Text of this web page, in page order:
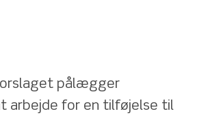
pålægger
arbejde for en tilføjelse til